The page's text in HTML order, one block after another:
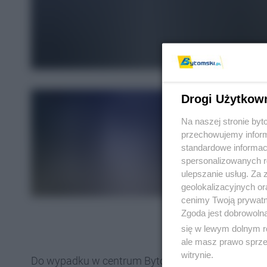
Do wypadku w centrum Bytomia doszło w piątek,
Drogi
Na naszej stronie
przechowujemy
standardowe
spersonalizowanych
ulepszanie usług.
geolokalizacyjnych
cenimy Twoją
Zgoda jest
się w lewym dolnym
ale masz prawo
witrynie.